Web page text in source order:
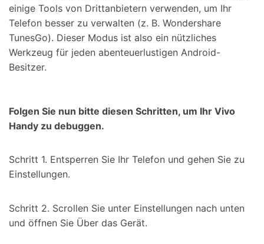
einige Tools von Drittanbietern verwenden, um Ihr
Telefon besser zu verwalten (z. B. Wondershare
TunesGo). Dieser Modus ist also ein nützliches
Werkzeug für jeden abenteuerlustigen Android-
Besitzer.
Folgen Sie nun bitte diesen Schritten, um Ihr Vivo
Handy zu debuggen.
Schritt 1. Entsperren Sie Ihr Telefon und gehen Sie zu
Einstellungen.
Schritt 2. Scrollen Sie unter Einstellungen nach unten
und öffnen Sie Über das Gerät.